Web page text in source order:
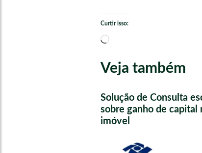
Curtir isso:
Carregando...
Veja também
Solução de Consulta
sobre ganho de capital
imóvel